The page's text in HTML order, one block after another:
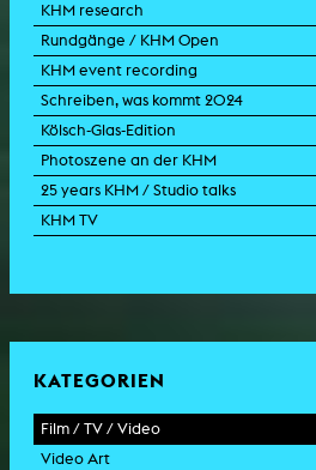
KHM research
Rundgänge / KHM Open
KHM event recording
Schreiben, was kommt 2024
Kölsch-Glas-Edition
Photoszene an der KHM
25 years KHM / Studio talks
KHM TV
KATEGORIEN
Film / TV / Video
feature film
Video Art